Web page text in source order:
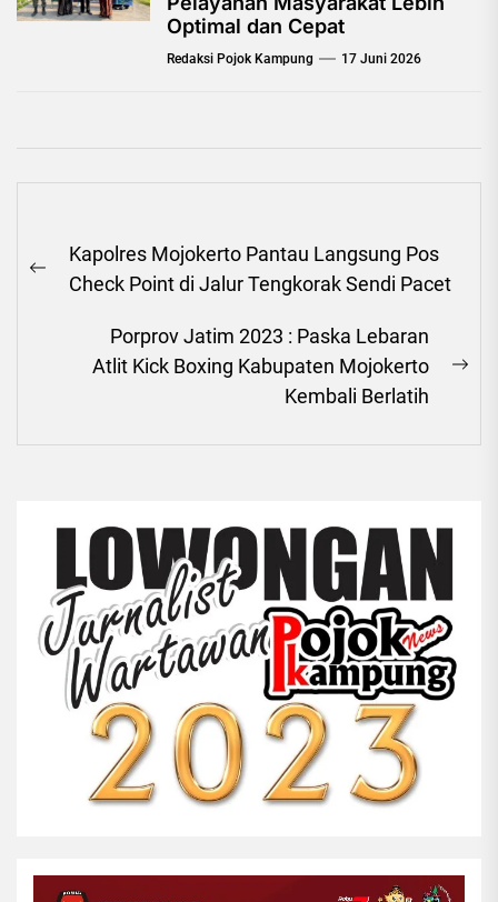
Optimal dan Cepat
Redaksi Pojok Kampung 17 Juni 2026
pos
Previous
Kapolres Mojokerto Pantau Langsung Pos
Check Point di Jalur Tengkorak Sendi Pacet
Porprov Jatim 2023 : Paska Lebaran
Atlit Kick Boxing Kabupaten Mojokerto
Kembali Berlatih